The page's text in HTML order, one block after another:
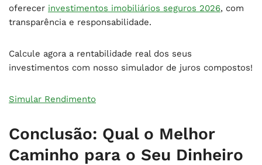
oferecer investimentos imobiliários seguros 2026, com
transparência e responsabilidade.
Calcule agora a rentabilidade real dos seus
investimentos com nosso simulador de juros compostos!
Simular Rendimento
Conclusão: Qual o Melhor
Caminho para o Seu Dinheiro